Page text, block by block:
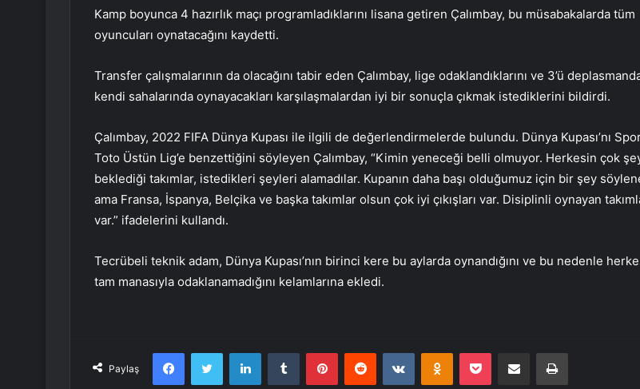
Kamp boyunca 4 hazırlık maçı programladıklarını lisana getiren Çalımbay, bu müsabakalarda tüm
oyuncuları oynatacağını kaydetti.
Transfer çalışmalarının da olacağını tabir eden Çalımbay, lige odaklandıklarını ve 3’ü
kendi sahalarında oynayacakları karşılaşmalardan iyi bir sonuçla çıkmak istediklerini bildirdi.
Çalımbay, 2022 FIFA Dünya Kupası ile ilgili de değerlendirmelerde bulundu. Dünya Kupası’nı
Toto Üstün Lig’e benzettiğini söyleyen Çalımbay, “Kimin yeneceği belli olmuyor. Herkesin çok
beklediği takımlar, istedikleri şeyleri alamadılar. Kupanın daha başı olduğumuz için bir şey
ama Fransa, İspanya, Belçika ve başka takımlar olsun çok iyi çıkışları var. Disiplinli oynayan
var.” ifadelerini kullandı.
Tecrübeli teknik adam, Dünya Kupası’nın birinci kere bu aylarda oynandığını ve bu nedenle
tam manasıyla odaklanamadığını kelamlarına ekledi.
Paylaş
FacebookTwitter LinkedInTumblr PinterestReddit VKontakteOdnoklassniki
Pocket E-Posta ile paylaş Yazdır